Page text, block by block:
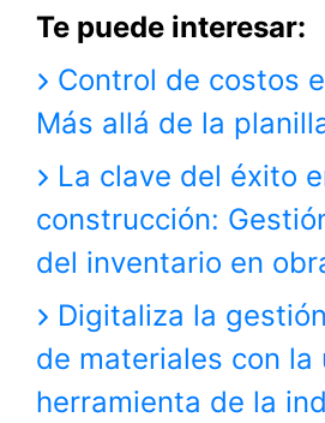
Te puede interesar:
Control de costos
Más allá de la
La clave del éxito
construcción:
del inventario en
Digitaliza la
de materiales con la
herramienta de la